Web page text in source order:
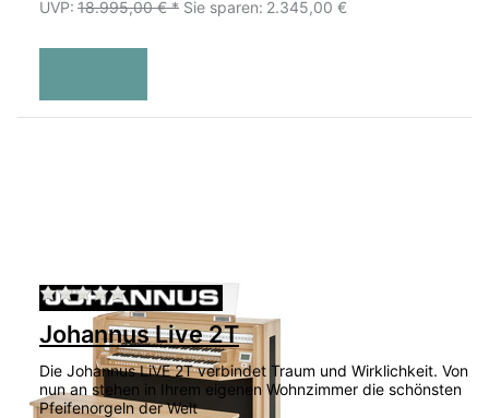
UVP: 18.995,00 € * Sie sparen: 2.345,00 €
Zu diesem Produkt liegen noch keine
Johannus Live 2T
Die Johannus LiVE 2T verbindet Traum und Wirklichkeit. Von
nun an stehen in Ihrem eigenen Wohnzimmer die schönsten
Pfeifenorgeln der Welt